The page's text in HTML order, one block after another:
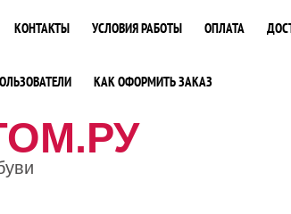
КОНТАКТЫ УСЛОВИЯ РАБОТЫ ОПЛАТА
КАК ОФОРМИТЬ ЗАКАЗ